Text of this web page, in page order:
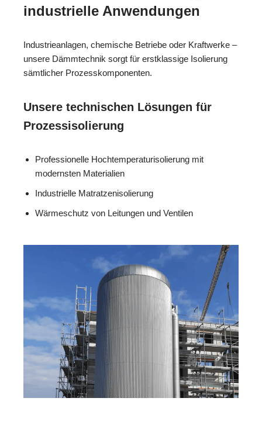
industrielle Anwendungen
Industrieanlagen, chemische Betriebe oder Kraftwerke –
unsere Dämmtechnik sorgt für erstklassige Isolierung
sämtlicher Prozesskomponenten.
Unsere technischen Lösungen für
Prozessisolierung
Professionelle Hochtemperaturisolierung mit
modernsten Materialien
Industrielle Matratzenisolierung
Wärmeschutz von Leitungen und Ventilen